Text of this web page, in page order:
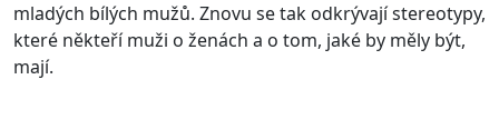
mladých bílých mužů. Znovu se tak odkrývají stereotypy,
které někteří muži o ženách a o tom, jaké by měly být,
mají.